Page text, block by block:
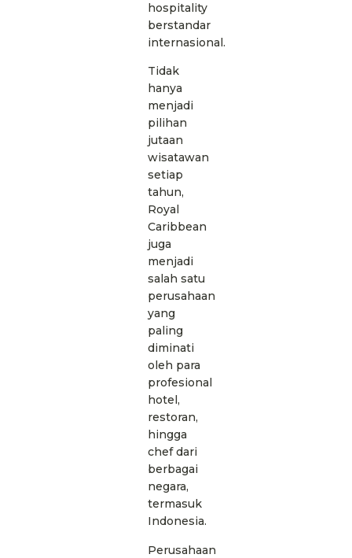
hospitality
berstandar
internasional.
Tidak
hanya
menjadi
pilihan
jutaan
wisatawan
setiap
tahun,
Royal
Caribbean
juga
menjadi
salah satu
perusahaan
yang
paling
diminati
oleh para
profesional
hotel,
restoran,
hingga
chef dari
berbagai
negara,
termasuk
Indonesia.
Perusahaan